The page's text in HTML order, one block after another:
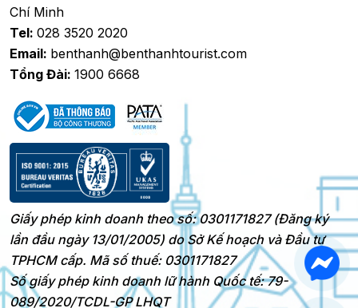
Chí Minh
Tel: 028 3520 2020
Email: benthanh@benthanhtourist.com
Tổng Đài: 1900 6668
Giấy phép kinh doanh theo số: 0301171827 (Đăng ký
lần đầu ngày 13/01/2005) do Sở Kế hoạch và Đầu tư
TPHCM cấp. Mã số thuế: 0301171827
Số giấy phép kinh doanh lữ hành Quốc tế: 79-
089/2020/TCDL-GP LHQT